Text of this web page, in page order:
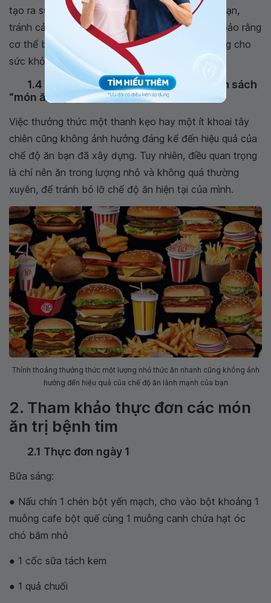
tạo ra sự đa dạng và hấp dẫn cho khẩu vị của bạn,
tránh cảm giác nhàm chán. Điều này cũng đảm bảo rằng
cơ thể bạn nhận đủ lượng dưỡng chất quan trọng cho
sức khỏe tim mạch.
1.4 Bổ sung các thực phẩm ngoài danh sách
“món ăn trị bệnh tim"
Việc thưởng thức một thanh kẹo hay một ít khoai tây
chiên cũng không ảnh hưởng đáng kể đến hiệu quả của
chế độ ăn bạn đã xây dựng. Tuy nhiên, điều quan trọng
là chỉ nên ăn trong lượng nhỏ và không quá thường
xuyên, để tránh bỏ lỡ chế độ ăn hiện tại của mình.
Thỉnh thoảng thưởng thức một lượng nhỏ thức ăn nhanh cũng không ảnh
hưởng đến hiệu quả của chế độ ăn lành mạnh của bạn
2. Tham khảo thực đơn các món
ăn trị bệnh tim
2.1 Thực đơn ngày 1
Bữa sáng:
● Nấu chín 1 chén bột yến mạch, cho vào bột khoảng 1
muỗng cafe bột quế cùng 1 muỗng canh chứa hạt óc
chó băm nhỏ
● 1 cốc sữa tách kem
● 1 quả chuối